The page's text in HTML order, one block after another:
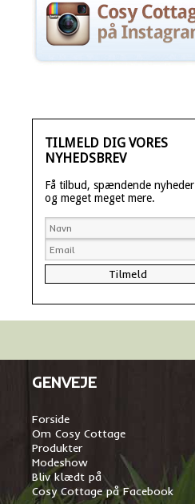
TILMELD DIG VORES
NYHEDSBREV
Få tilbud, spændende nyheder
og meget meget mere.
GENVEJE
Forside
Om Cosy Cottage
Produkter
Modeshow
Bliv klædt på
Cosy Cottage på Facebook